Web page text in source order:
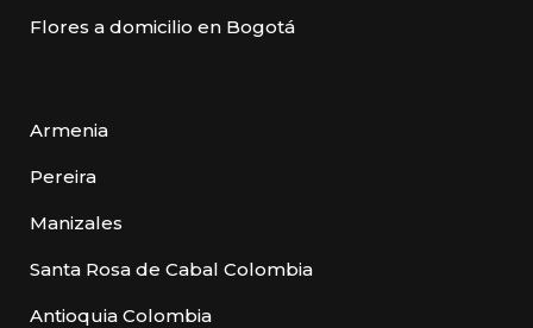
Flores a domicilio en Bogotá
Armenia
Pereira
Manizales
Santa Rosa de Cabal Colombia
Antioquia Colombia